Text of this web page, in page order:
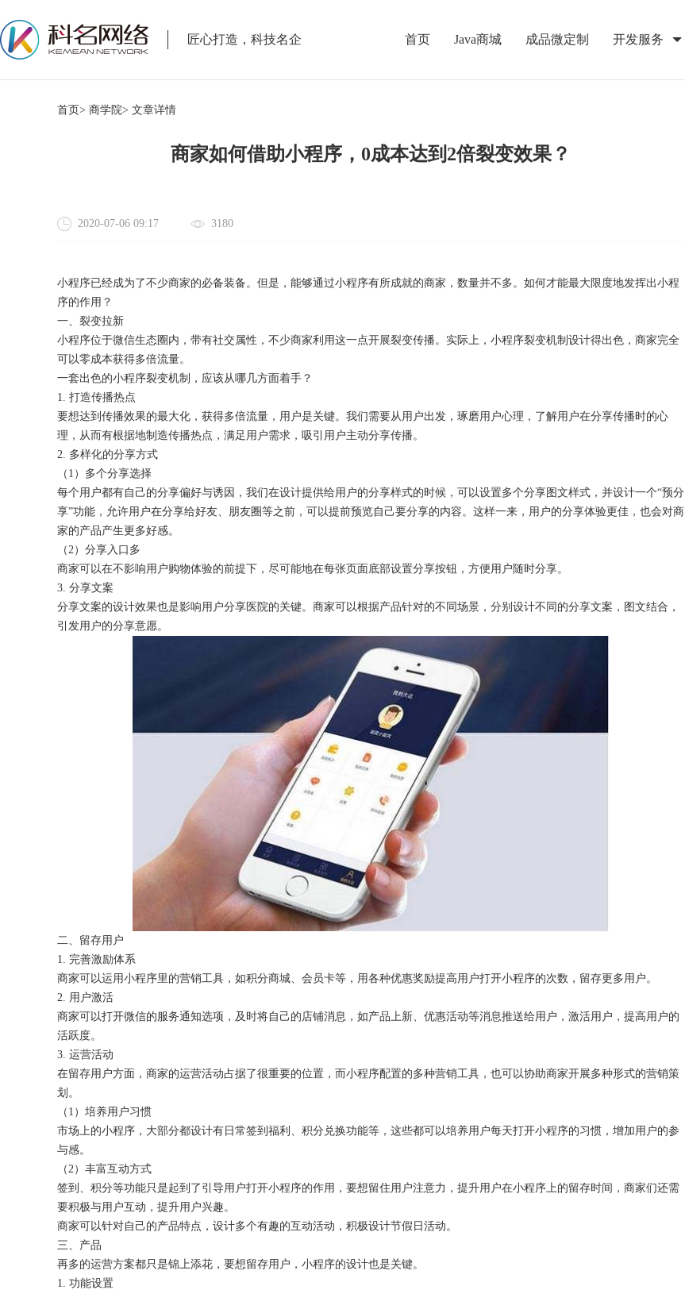
匠心打造，科技名企 首页 Java商城 成品微定制 开发服务
首页> 商学院> 文章详情
商家如何借助小程序，0成本达到2倍裂变效果？
2020-07-06 09:17 3180
小程序已经成为了不少商家的必备装备。但是，能够通过小程序有所成就的商家，数量并不多。如何才能最大限度地发挥出小程
序的作用？
一、裂变拉新
小程序位于微信生态圈内，带有社交属性，不少商家利用这一点开展裂变传播。实际上，小程序裂变机制设计得出色，商家完全
可以零成本获得多倍流量。
一套出色的小程序裂变机制，应该从哪几方面着手？
1. 打造传播热点
要想达到传播效果的最大化，获得多倍流量，用户是关键。我们需要从用户出发，琢磨用户心理，了解用户在分享传播时的心
理，从而有根据地制造传播热点，满足用户需求，吸引用户主动分享传播。
2. 多样化的分享方式
（ 1）多个分享选择
每个用户都有自己的分享偏好与诱因，我们在设计提供给用户的分享样式的时候，可以设置多个分享图文样式，并设计一个“预分
享”功能，允许用户在分享给好友、朋友圈等之前，可以提前预览自己要分享的内容。这样一来，用户的分享体验更佳，也会对商
家的产品产生更多好感。
（2）分享入口多
商家可以在不影响用户购物体验的前提下，尽可能地在每张页面底部设置分享按钮，方便用户随时分享。
3. 分享文案
分享文案的设计效果也是影响用户分享医院的关键。商家可以根据产品针对的不同场景，分别设计不同的分享文案，图文结合，
引发用户的分享意愿。
二、留存用户
1. 完善激励体系
商家可以运用小程序里的营销工具，如积分商城、会员卡等，用各种优惠奖励提高用户打开小程序的次数，留存更多用户。
2. 用户激活
商家可以打开微信的服务通知选项，及时将自己的店铺消息，如产品上新、优惠活动等消息推送给用户，激活用户，提高用户的
活跃度。
3. 运营活动
在留存用户方面，商家的运营活动占据了很重要的位置，而小程序配置的多种营销工具，也可以协助商家开展多种形式的营销策
划。
（ 1）培养用户习惯
市场上的小程序，大部分都设计有日常签到福利、积分兑换功能等，这些都可以培养用户每天打开小程序的习惯，增加用户的参
与感。
（2）丰富互动方式
签到、积分等功能只是起到了引导用户打开小程序的作用，要想留住用户注意力，提升用户在小程序上的留存时间，商家们还需
要积极与用户互动，提升用户兴趣。
商家可以针对自己的产品特点，设计多个有趣的互动活动，积极设计节假日活动。
三、产品
再多的运营方案都只是锦上添花，要想留存用户，小程序的设计也是关键。
1. 功能设置
获得产品报价方案
1万个想法不如1次的方案落地
扫码添加[商务总监]沟通方案
扫码沟通